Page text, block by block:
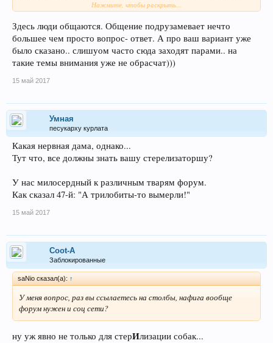
гадать по столбам. Всего хорошего.
Нажмите, чтобы раскрыть...
Здесь люди общаются. Общение подрузамевает нечто
большее чем просто вопрос- ответ. А про ваш вариант уже
было сказано.. слишуом часто сюда заходят парами.. на
такие темы внимания уже не обрасчат)))
15 май 2017
Умная
песукарху курлата
Какая нервная дама, однако...
Тут что, все должны знать вашу стерелизаторшу?
У нас милосердный к различным тварям форум.
Как сказал 47-й: "А трилобиты-то вымерли!"
15 май 2017
Coot-A
Заблокированные
saNio сказал(а): ↑
У меня вопрос, раз вы ссылаетесь на столбы, нафига вообще
форум нужен и соц сети?
ну уж явно не только для стерИлизации собак...